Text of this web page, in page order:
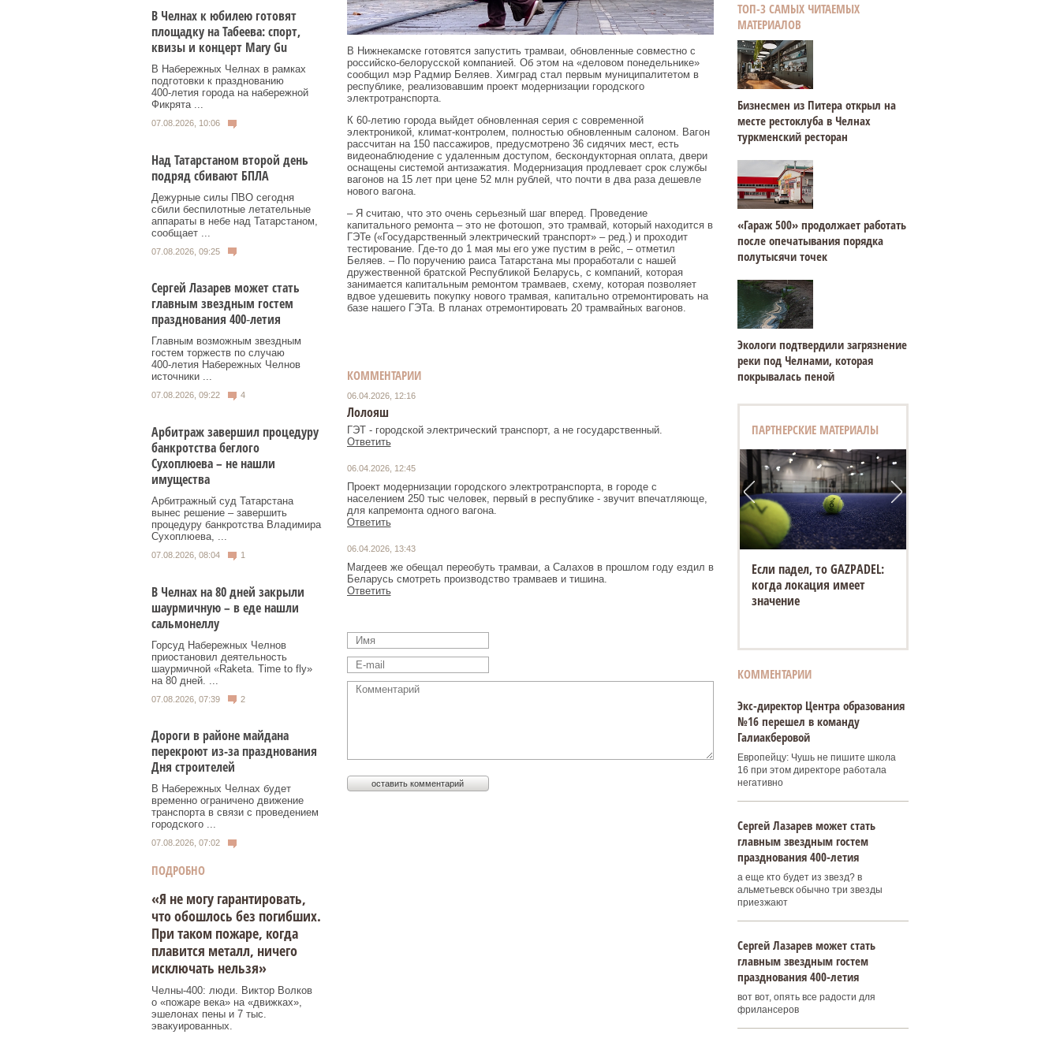
В Челнах к юбилею готовят
площадку на Табеева: спорт,
квизы и концерт Mary Gu
В Набережных Челнах в рамках
подготовки к празднованию
400‑летия города на набережной
Фикрята ...
07.08.2026, 10:06
Над Татарстаном второй день
подряд сбивают БПЛА
Дежурные силы ПВО сегодня
сбили беспилотные летательные
аппараты в небе над Татарстаном,
сообщает ...
07.08.2026, 09:25
Сергей Лазарев может стать
главным звездным гостем
празднования 400‑летия
Главным возможным звездным
гостем торжеств по случаю
400‑летия Набережных Челнов
источники ...
07.08.2026, 09:22 4
Арбитраж завершил процедуру
банкротства беглого
Сухоплюева – не нашли
имущества
Арбитражный суд Татарстана
вынес решение – завершить
процедуру банкротства Владимира
Сухоплюева, ...
07.08.2026, 08:04 1
В Челнах на 80 дней закрыли
шаурмичную – в еде нашли
сальмонеллу
Горсуд Набережных Челнов
приостановил деятельность
шаурмичной «Raketa. Time to fly»
на 80 дней. ...
07.08.2026, 07:39 2
Дороги в районе майдана
перекроют из-за празднования
Дня строителей
В Набережных Челнах будет
временно ограничено движение
транспорта в связи с проведением
городского ...
07.08.2026, 07:02
ПОДРОБНО
«Я не могу гарантировать,
что обошлось без погибших.
При таком пожаре, когда
плавится металл, ничего
исключать нельзя»
Челны-400: люди. Виктор Волков
о «пожаре века» на «движках»,
эшелонах пены и 7 тыс.
эвакуированных.
В Нижнекамске готовятся запустить трамваи, обновленные совместно с
российско‑белорусской компанией. Об этом на «деловом понедельнике»
сообщил мэр Радмир Беляев. Химград стал первым муниципалитетом в
республике, реализовавшим проект модернизации городского
электротранспорта.
К 60-летию города выйдет обновленная серия с современной
электроникой, климат-контролем, полностью обновленным салоном. Вагон
рассчитан на 150 пассажиров, предусмотрено 36 сидячих мест, есть
видеонаблюдение с удаленным доступом, бескондукторная оплата, двери
оснащены системой антизажатия. Модернизация продлевает срок службы
вагонов на 15 лет при цене 52 млн рублей, что почти в два раза дешевле
нового вагона.
– Я считаю, что это очень серьезный шаг вперед. Проведение
капитального ремонта – это не фотошоп, это трамвай, который находится в
ГЭТе («Государственный электрический транспорт» – ред.) и проходит
тестирование. Где-то до 1 мая мы его уже пустим в рейс, – отметил
Беляев. – По поручению раиса Татарстана мы проработали с нашей
дружественной братской Республикой Беларусь, с компаний, которая
занимается капитальным ремонтом трамваев, схему, которая позволяет
вдвое удешевить покупку нового трамвая, капитально отремонтировать на
базе нашего ГЭТа. В планах отремонтировать 20 трамвайных вагонов.
КОММЕНТАРИИ
06.04.2026, 12:16
Лолояш
ГЭТ - городской электрический транспорт, а не государственный.
Ответить
06.04.2026, 12:45
Проект модернизации городского электротранспорта, в городе с
населением 250 тыс человек, первый в республике - звучит впечатляюще,
для капремонта одного вагона.
Ответить
06.04.2026, 13:43
Магдеев же обещал переобуть трамваи, а Салахов в прошлом году ездил в
Беларусь смотреть производство трамваев и тишина.
Ответить
ТОП-3 САМЫХ ЧИТАЕМЫХ
МАТЕРИАЛОВ
Бизнесмен из Питера открыл на
месте рестоклуба в Челнах
туркменский ресторан
«Гараж 500» продолжает работать
после опечатывания порядка
полутысячи точек
Экологи подтвердили загрязнение
реки под Челнами, которая
покрывалась пеной
ПАРТНЕРСКИЕ МАТЕРИАЛЫ
Если падел, то GAZPADEL:
когда локация имеет
значение
КОММЕНТАРИИ
Экс-директор Центра образования
№16 перешел в команду
Галиакберовой
Европейцу: Чушь не пишите школа
16 при этом директоре работала
негативно
Сергей Лазарев может стать
главным звездным гостем
празднования 400‑летия
а еще кто будет из звезд? в
альметьевск обычно три звезды
приезжают
Сергей Лазарев может стать
главным звездным гостем
празднования 400‑летия
вот вот, опять все радости для
фрилансеров